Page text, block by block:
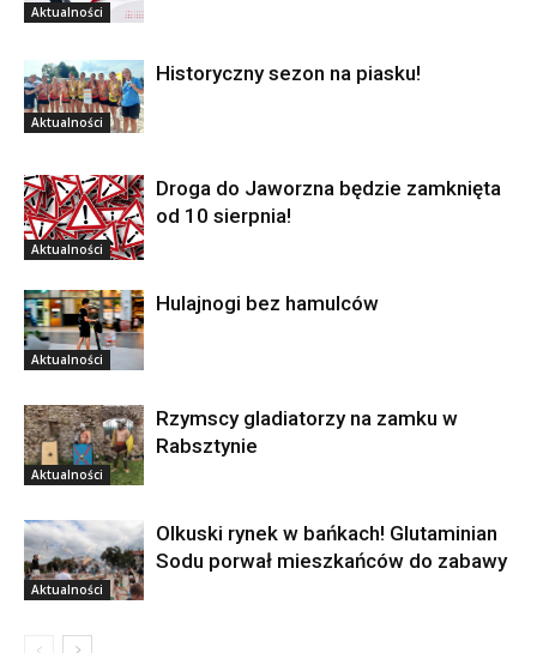
Aktualności
Aktualności
Historyczny sezon na piasku!
Aktualności
Droga do Jaworzna będzie zamknięta
od 10 sierpnia!
Aktualności
Hulajnogi bez hamulców
Aktualności
Rzymscy gladiatorzy na zamku w
Rabsztynie
Aktualności
Olkuski rynek w bańkach! Glutaminian
Sodu porwał mieszkańców do zabawy